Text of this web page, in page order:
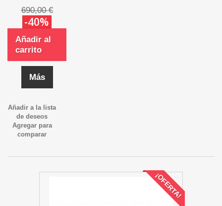
690,00 €
-40%
Añadir al
carrito
Más
Añadir a la lista
de deseos
Agregar para
comparar
¡OFERTA!